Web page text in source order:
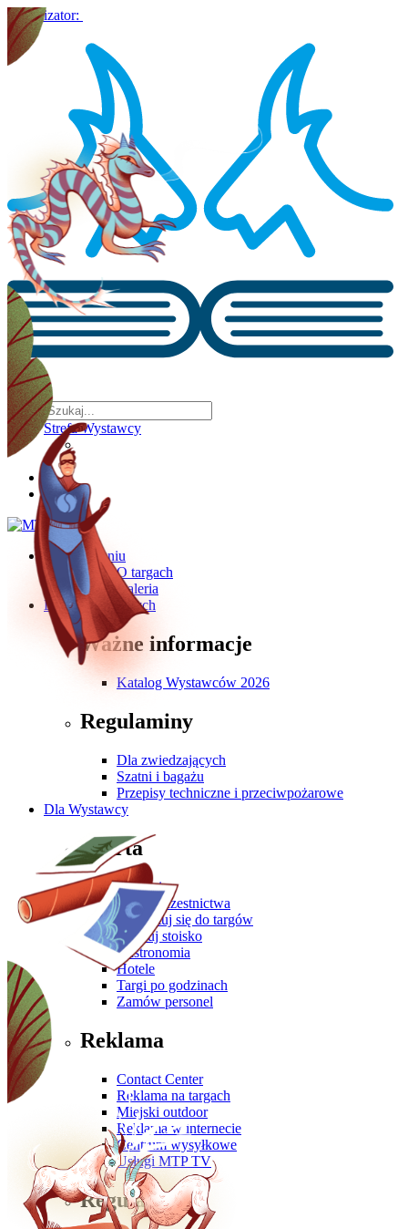
Organizator:
Strefa Wystawcy
O wydarzeniu
O targach
Galeria
Dla Zwiedzających
Ważne informacje
Katalog Wystawców 2026
Regulaminy
Dla zwiedzających
Szatni i bagażu
Przepisy techniczne i przeciwpożarowe
Dla Wystawcy
Oferta
Zgłoś się
Oferta uczestnictwa
Przygotuj się do targów
Zbuduj stoisko
Gastronomia
Hotele
Targi po godzinach
Zamów personel
Reklama
Contact Center
Reklama na targach
Miejski outdoor
Reklama w internecie
Centrum wysyłkowe
Usługi MTP TV
Regulaminy